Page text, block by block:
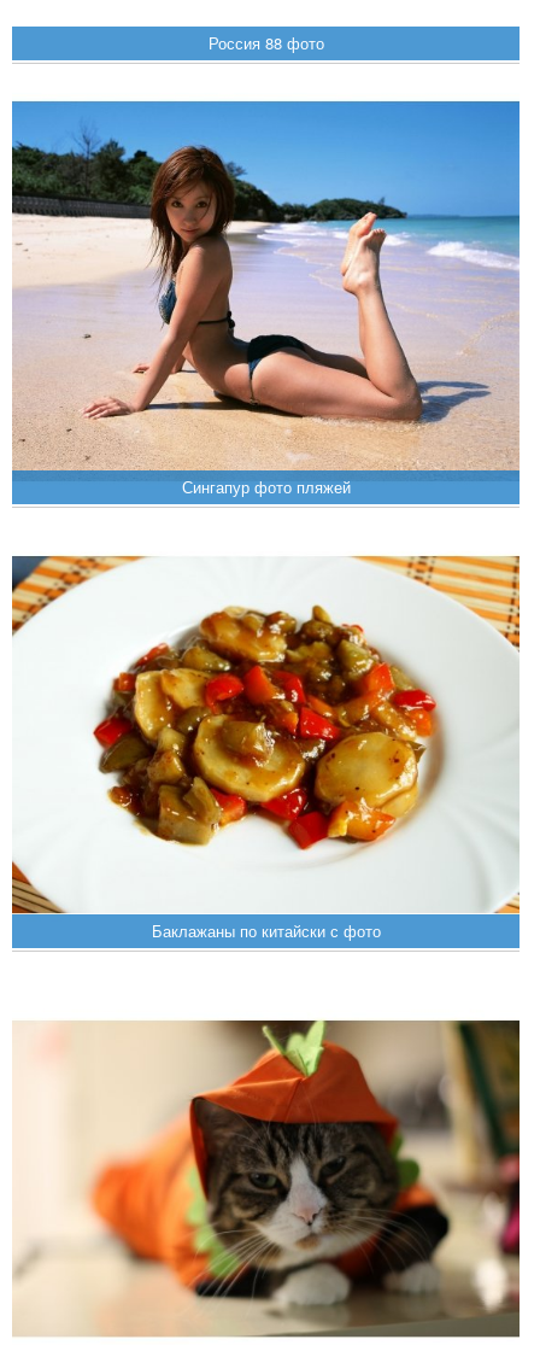
Россия 88 фото
Сингапур фото пляжей
Баклажаны по китайски с фото